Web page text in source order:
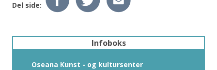
Del side:
Infoboks
Oseana Kunst - og kultursenter